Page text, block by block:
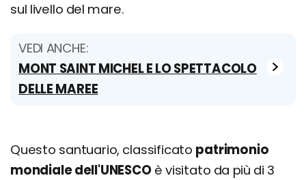
sul livello del mare.
VEDI ANCHE:
MONT SAINT MICHEL E LO SPETTACOLO
DELLE MAREE
Questo santuario, classificato patrimonio
mondiale dell'UNESCOè visitato da più di 3